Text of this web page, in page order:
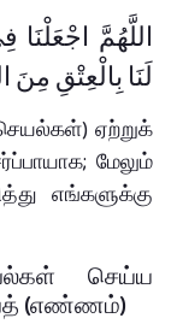
اللَّهُمَّ
لَنَا بِالْعِتْقِ مِنَ
ஏற்றுக்
மேலும்
எங்களுக்கு
செய்ய
(எண்ணம்)